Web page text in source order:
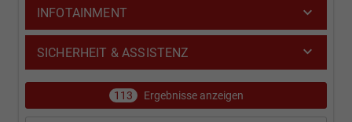
INFOTAINMENT
SICHERHEIT & ASSISTENZ
113 Ergebnisse anzeigen